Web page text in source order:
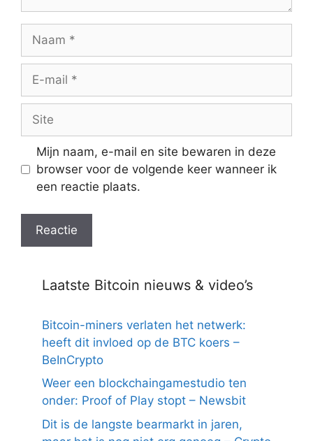
Naam
Site
Mijn naam, e-mail en site bewaren in deze
browser voor de volgende keer wanneer ik
een reactie plaats.
Laatste Bitcoin nieuws & video’s
Bitcoin-miners verlaten het netwerk:
heeft dit invloed op de BTC koers –
BeInCrypto
Weer een blockchaingamestudio ten
onder: Proof of Play stopt – Newsbit
Dit is de langste bearmarkt in jaren,